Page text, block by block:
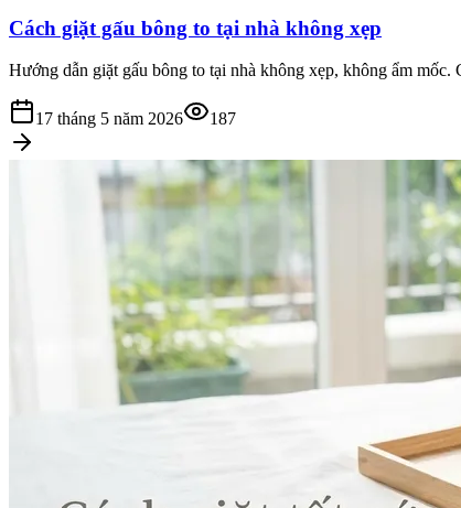
Cách giặt gấu bông to tại nhà không xẹp
Hướng dẫn giặt gấu bông to tại nhà không xẹp, không ẩm
17 tháng 5 năm 2026 187